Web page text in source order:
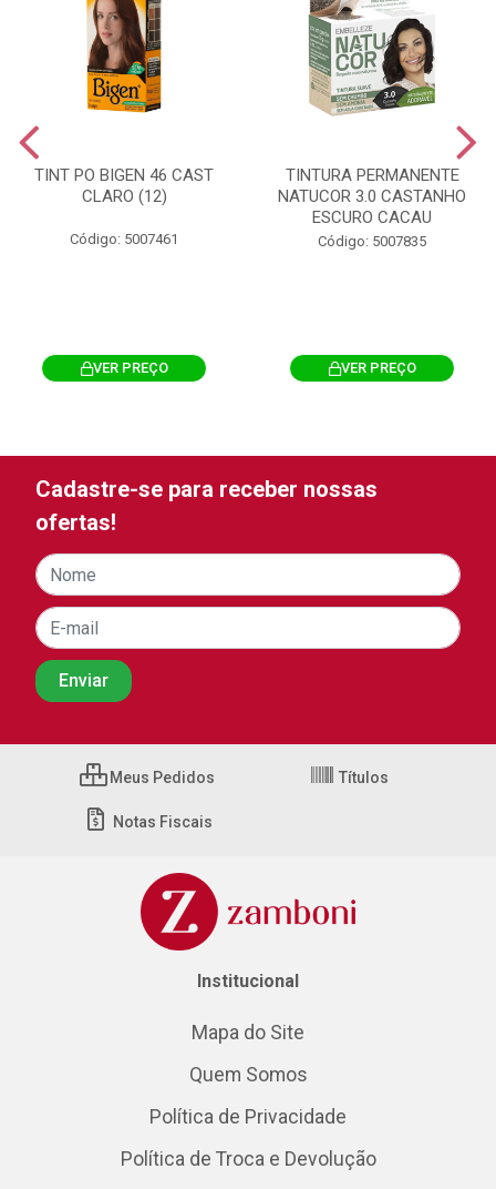
TINT PO BIGEN 46 CAST
CLARO (12)
Código: 5007461
VER PREÇO
TINTURA PERMANENTE
NATUCOR 3.0 CASTANHO
ESCURO CACAU
Código: 5007835
VER PREÇO
Cadastre-se para receber nossas
ofertas!
Meus Pedidos Títulos
Notas Fiscais
Institucional
Mapa do Site
Quem Somos
Política de Privacidade
Política de Troca e Devolução